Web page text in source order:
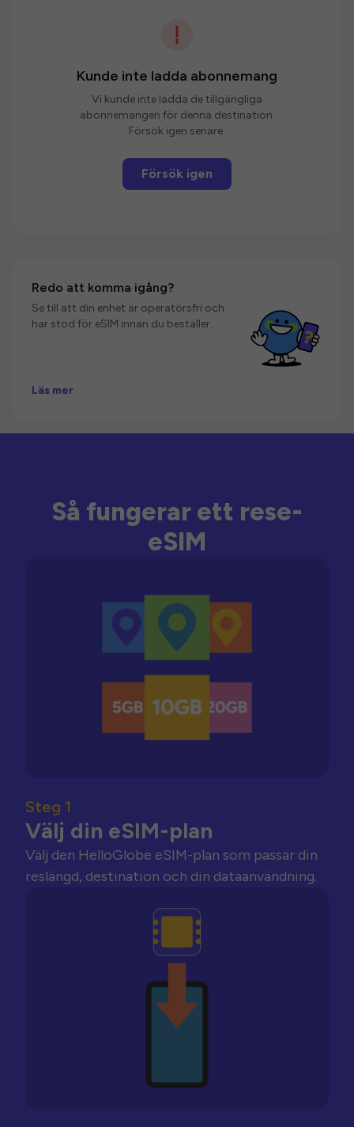
Kunde inte ladda abonnemang
Vi kunde inte ladda de tillgängliga
abonnemangen för denna destination.
Försök igen senare.
Försök igen
Redo att komma igång?
Se till att din enhet är operatörsfri och
har stöd för eSIM innan du beställer.
Läs mer
Så fungerar ett rese-
eSIM
Steg 1
Välj din eSIM-plan
Välj den HelloGlobe eSIM-plan som passar din
reslängd, destination och din dataanvändning.